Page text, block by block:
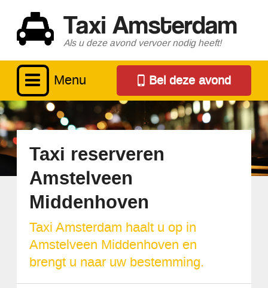
Taxi Amsterdam
Als u deze avond vervoer nodig heeft!
Menu Bel deze avond
Taxi reserveren
Amstelveen
Middenhoven
Taxi Amsterdam haalt u op in
Amstelveen Middenhoven en
brengt u naar uw bestemming.